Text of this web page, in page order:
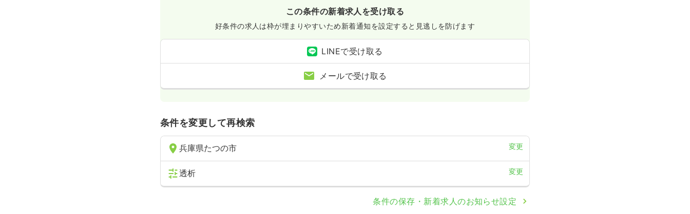
この条件の新着求人を受け取る
好条件の求人は枠が埋まりやすいため新着通知を設定すると見逃しを防げます
LINEで受け取る
メールで受け取る
条件を変更して再検索
兵庫県たつの市 変更
透析 変更
条件の保存・新着求人のお知らせ設定